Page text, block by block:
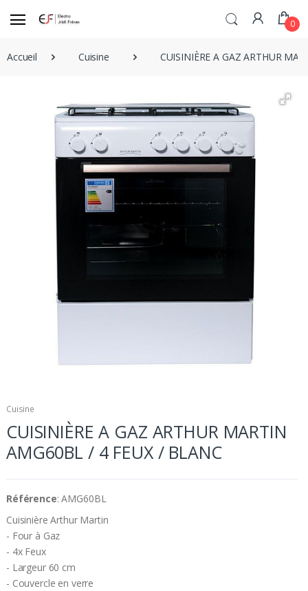
0
Accueil Cuisine CUISINIÈRE A GAZ ARTHUR
Cuisine
CUISINIÈRE A GAZ ARTHUR MARTIN
AMG60BL / 4 FEUX / BLANC
Référence: AMG60BL
Cuisinière Arthur Martin
- Four à Gaz
- 4x Feux
- Largeur 60 cm
- Couvercle en verre